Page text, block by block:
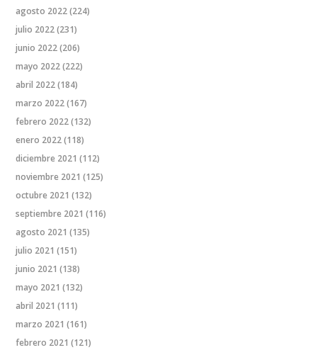
agosto 2022(224)
julio 2022(231)
junio 2022(206)
mayo 2022(222)
abril 2022(184)
marzo 2022(167)
febrero 2022(132)
enero 2022(118)
diciembre 2021 (112)
noviembre 2021 (125)
octubre 2021 (132)
septiembre 2021 (116)
agosto 2021 (135)
julio 2021 (151)
junio 2021 (138)
mayo 2021 (132)
abril 2021 (111)
marzo 2021 (161)
febrero 2021 (121)